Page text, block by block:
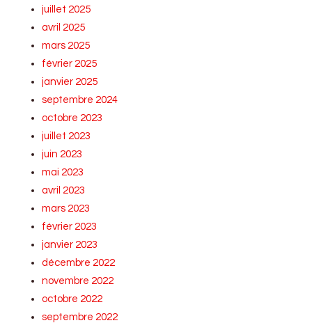
juillet 2025
avril 2025
mars 2025
février 2025
janvier 2025
septembre 2024
octobre 2023
juillet 2023
juin 2023
mai 2023
avril 2023
mars 2023
février 2023
janvier 2023
décembre 2022
novembre 2022
octobre 2022
septembre 2022